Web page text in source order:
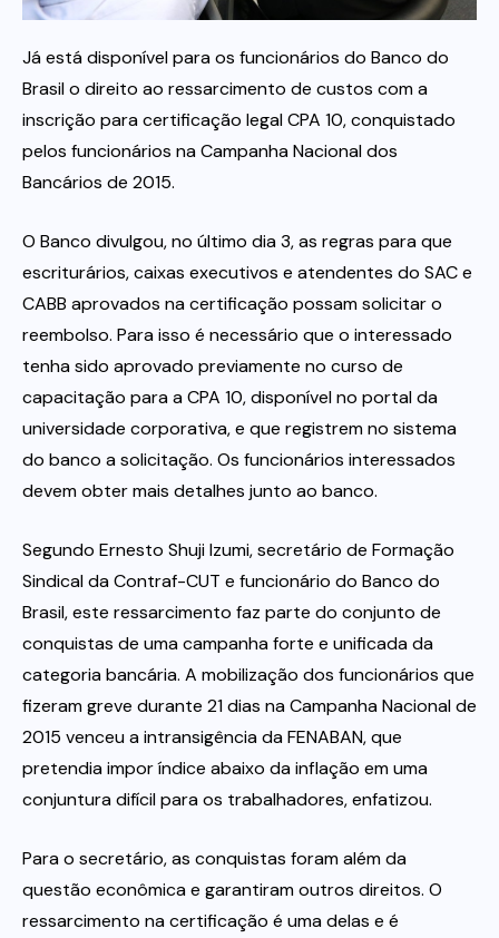
Itau
Financeiras e Cooperativas
Já está disponível para os funcionários do Banco do
Brasil o direito ao ressarcimento de custos com a
inscrição para certificação legal CPA 10, conquistado
pelos funcionários na Campanha Nacional dos
Bancários de 2015.
O Banco divulgou, no último dia 3, as regras para que
escriturários, caixas executivos e atendentes do SAC e
CABB aprovados na certificação possam solicitar o
reembolso. Para isso é necessário que o interessado
tenha sido aprovado previamente no curso de
capacitação para a CPA 10, disponível no portal da
universidade corporativa, e que registrem no sistema
do banco a solicitação. Os funcionários interessados
devem obter mais detalhes junto ao banco.
Segundo Ernesto Shuji Izumi, secretário de Formação
Sindical da Contraf-CUT e funcionário do Banco do
Brasil, este ressarcimento faz parte do conjunto de
conquistas de uma campanha forte e unificada da
categoria bancária. A mobilização dos funcionários que
fizeram greve durante 21 dias na Campanha Nacional de
2015 venceu a intransigência da FENABAN, que
pretendia impor índice abaixo da inflação em uma
conjuntura difícil para os trabalhadores, enfatizou.
Para o secretário, as conquistas foram além da
questão econômica e garantiram outros direitos. O
ressarcimento na certificação é uma delas e é